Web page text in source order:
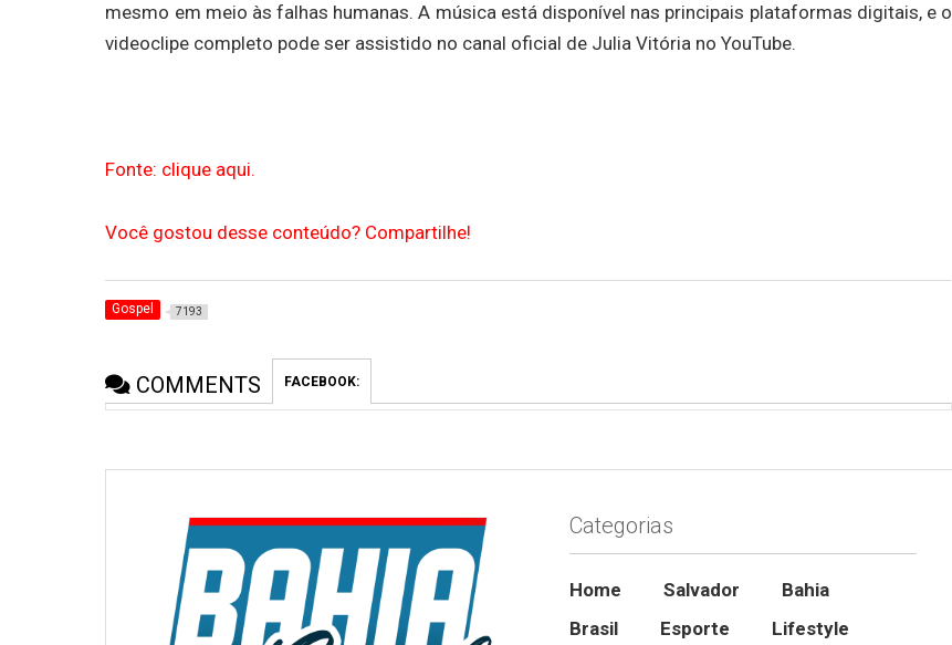
mesmo em meio às falhas humanas. A música está disponível nas principais plataformas digitais, e o
videoclipe completo pode ser assistido no canal oficial de Julia Vitória no YouTube.
Fonte: clique aqui.
Você gostou desse conteúdo? Compartilhe!
Gospel 7193
COMMENTS FACEBOOK:
Categorias
Home Salvador
Bahia
Brasil
Esporte Lifestyle